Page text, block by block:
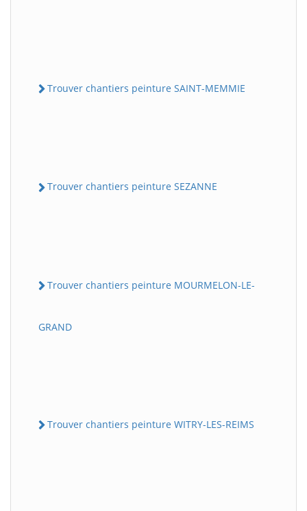
Trouver chantiers peinture SAINT-MEMMIE
Trouver chantiers peinture SEZANNE
Trouver chantiers peinture MOURMELON-LE-
GRAND
Trouver chantiers peinture WITRY-LES-REIMS